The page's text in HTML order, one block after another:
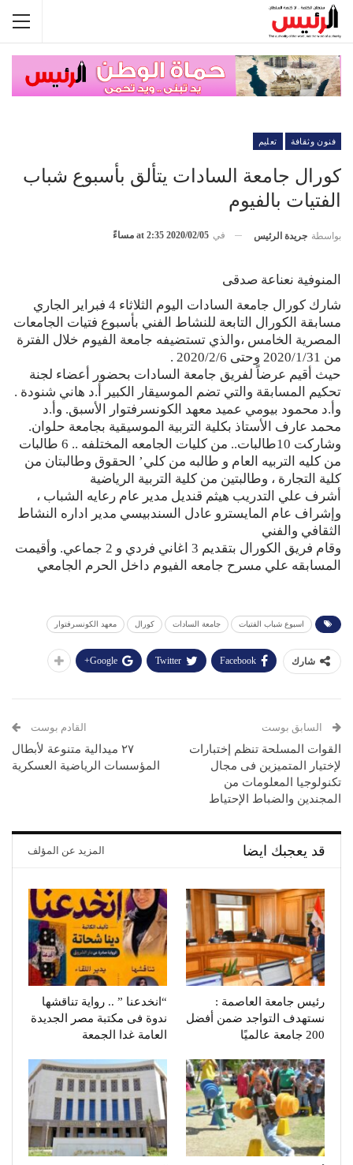
فنون وثقافة تعليم
كورال جامعة السادات يتألق بأسبوع شباب
الفتيات بالفيوم
بواسطة جريدة الرئيس في 2020/02/05 at 2:35 مساءً
المنوفية نعناعة صدقى
شارك كورال جامعة السادات اليوم الثلاثاء 4 فبراير الجاري
مسابقة الكورال التابعة للنشاط الفني بأسبوع فتيات الجامعات
المصرية الخامس ،والذي تستضيفه جامعة الفيوم خلال الفترة
من 2020/1/31 وحتى 2020/2/6 .
حيث أقيم عرضاً لفريق جامعة السادات بحضور أعضاء لجنة
تحكيم المسابقة والتي تضم الموسيقار الكبير أ.د هاني شنودة .
وأ.د محمود بيومي عميد معهد الكونسرفتوار الأسبق. وأ.د
محمد عارف الأستاذ بكلية التربية الموسيقية بجامعة حلوان.
وشاركت 10طالبات.. من كليات الجامعه المختلفه .. 6 طالبات
من كليه التربيه العام و طالبه من كلي’ الحقوق وطالبتان من
كلية التجارة ، وطالبتين من كلية التربية الرياضية
أشرف علي التدريب هيثم قنديل مدير عام رعايه الشباب ،
وإشراف عام المايسترو عادل السندبيسي مدير اداره النشاط
الثقافي والفني
وقام فريق الكورال بتقديم 3 اغاني فردي و 2 جماعي. وأقيمت
المسابقه علي مسرح جامعه الفيوم داخل الحرم الجامعي
اسبوع شباب الفتيات جامعة السادات كورال معهد الكونسرفتوار
شارك Facebook
Twitter
Google+
السابق بوست
القوات المسلحة تنظم إختبارات
لإختيار المتميزين فى مجال
تكنولوجيا المعلومات من
المجندين والضباط الإحتياط
القادم بوست
٢٧ ميدالية متنوعة لأبطال
المؤسسات الرياضية العسكرية
قد يعجبك ايضا المزيد عن المؤلف
رئيس جامعة العاصمة :
نستهدف التواجد ضمن أفضل
200 جامعة عالميًا
“انخدعنا ” .. رواية تناقشها
ندوة فى مكتبة مصر الجديدة
العامة غدا الجمعة